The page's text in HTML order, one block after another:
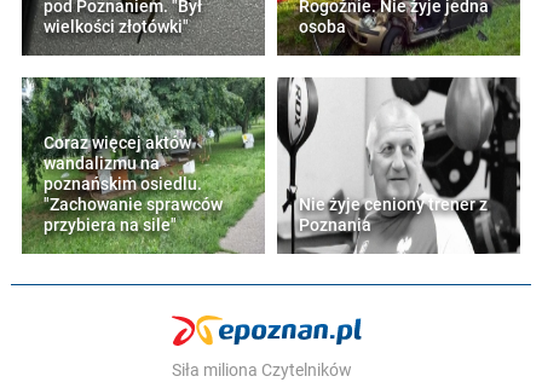
pod Poznaniem. "Był
wielkości złotówki"
Rogoźnie. Nie żyje jedna
osoba
Coraz więcej aktów
wandalizmu na
poznańskim osiedlu.
"Zachowanie sprawców
przybiera na sile"
Nie żyje ceniony trener z
Poznania
Siła miliona Czytelników